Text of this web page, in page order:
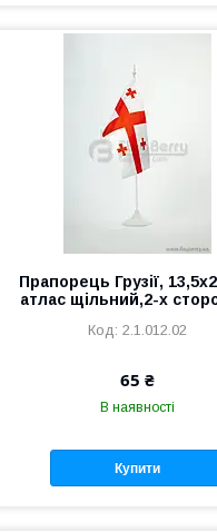
Прапорець Грузії,
атлас щільний,2-х
2.1.012.02
65 ₴
В наявності
Купити